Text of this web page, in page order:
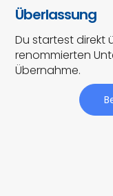
Überlassung
Du startest direkt
renommierten
Übernahme.